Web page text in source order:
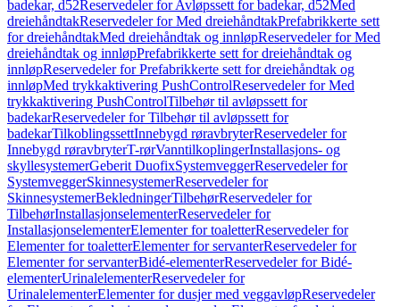
badekar, d52Reservedeler for Avløpssett for badekar, d52Med
dreiehåndtakReservedeler for Med dreiehåndtakPrefabrikkerte sett
for dreiehåndtakMed dreiehåndtak og innløpReservedeler for Med
dreiehåndtak og innløpPrefabrikkerte sett for dreiehåndtak og
innløpReservedeler for Prefabrikkerte sett for dreiehåndtak og
innløpMed trykkaktivering PushControlReservedeler for Med
trykkaktivering PushControlTilbehør til avløpssett for
badekarReservedeler for Tilbehør til avløpssett for
badekarTilkoblingssettInnebygd røravbryterReservedeler for
Innebygd røravbryterT-rørVanntilkoplingerInstallasjons- og
skyllesystemerGeberit DuofixSystemveggerReservedeler for
SystemveggerSkinnesystemerReservedeler for
SkinnesystemerBekledningerTilbehørReservedeler for
TilbehørInstallasjonselementerReservedeler for
InstallasjonselementerElementer for toaletterReservedeler for
Elementer for toaletterElementer for servanterReservedeler for
Elementer for servanterBidé-elementerReservedeler for Bidé-
elementerUrinalelementerReservedeler for
UrinalelementerElementer for dusjer med veggavløpReservedeler